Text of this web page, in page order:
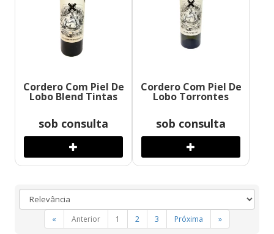
Cordero Com Piel De
Lobo Blend Tintas
sob consulta
Cordero Com Piel De
Lobo Torrontes
sob consulta
« Anterior 1 2 3 Próxima »